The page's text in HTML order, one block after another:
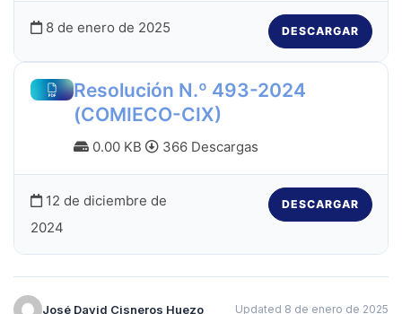
8 de enero de 2025 DESCARGAR
Resolución N.º 493-2024
(COMIECO-CIX)
0.00 KB 366 Descargas
12 de diciembre de
2024
DESCARGAR
José David Cisneros Huezo Updated 8 de enero de 2025